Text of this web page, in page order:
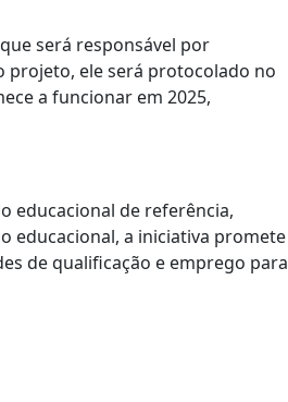
será responsável por
projeto, ele será protocolado no
a funcionar em 2025,
educacional de referência,
educacional, a iniciativa promete
de qualificação e emprego para